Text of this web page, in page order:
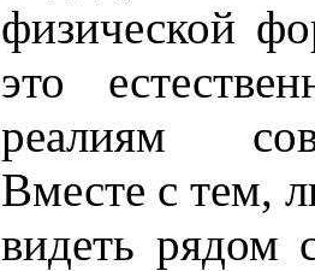
физической
это
реалиям
Вместе с тем,
видеть рядом